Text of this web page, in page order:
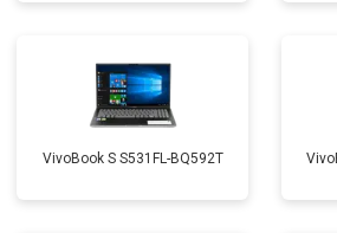
VivoBook S S531FL-BQ592T